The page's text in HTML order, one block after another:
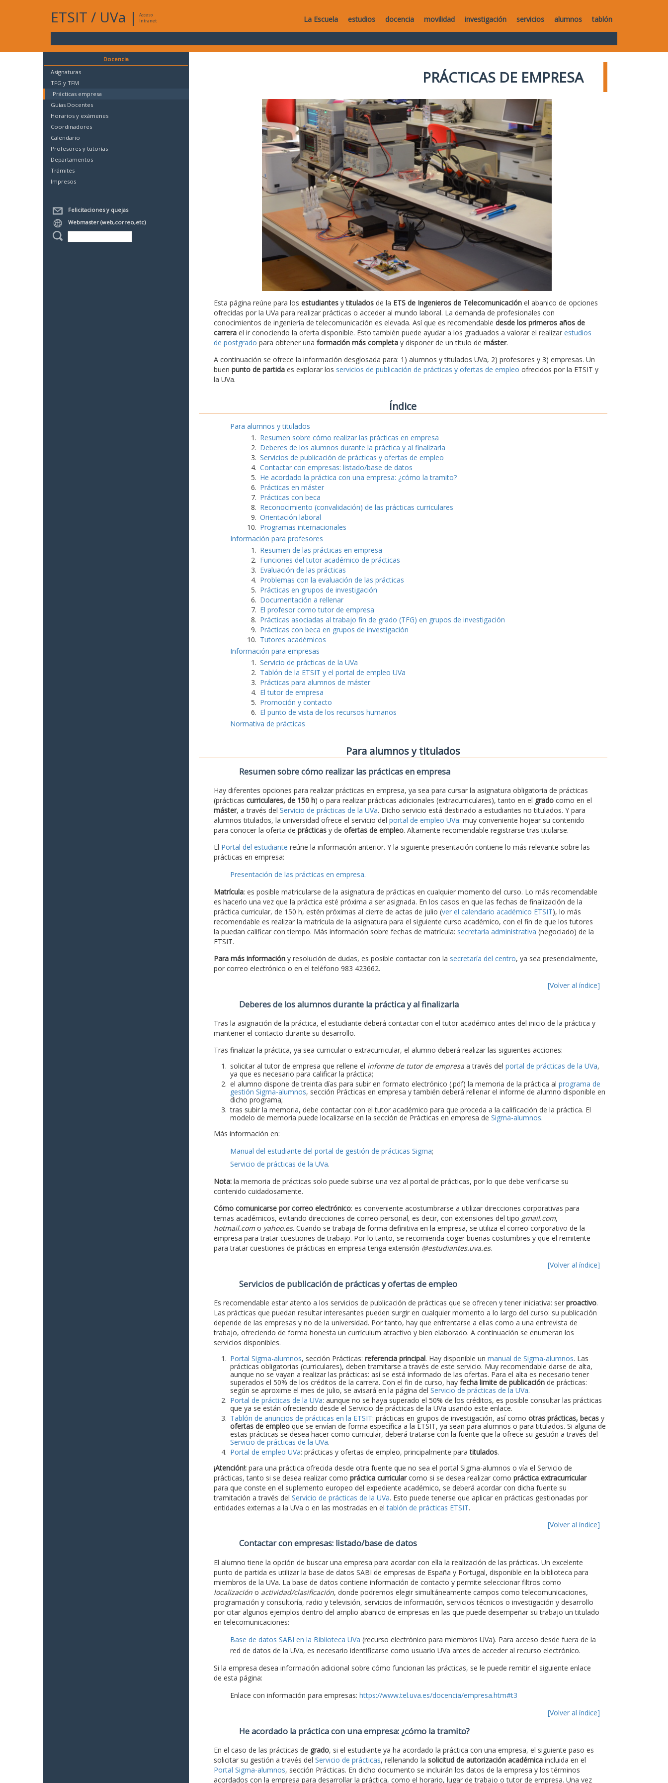
ETSIT / UVa |
Acceso
Intranet
La Escuela estudios docencia movilidad investigación servicios alumnos tablón
Docencia
Asignaturas
TFG y TFM
Prácticas empresa
Guías Docentes
Horarios y exámenes
Coordinadores
Calendario
Profesores y tutorías
Departamentos
Trámites
Impresos
Felicitaciones y quejas
Webmaster (web,correo,etc)
PRÁCTICAS DE EMPRESA
Esta página reúne para los estudiantesytituladosde la ETS de Ingenieros de Telecomunicaciónel abanico de opciones
ofrecidas por la UVa para realizar prácticas o acceder al mundo laboral. La demanda de profesionales con
conocimientos de ingeniería de telecomunicación es elevada. Así que es recomendable desde los primeros años de
carrerael ir conociendo la oferta disponible. Esto también puede ayudar a los graduados a valorar el realizar estudios
de postgrado para obtener una formación más completay disponer de un título de máster.
A continuación se ofrece la información desglosada para: 1) alumnos y titulados UVa, 2) profesores y 3) empresas. Un
buen punto de partidaes explorar los servicios de publicación de prácticas y ofertas de empleo ofrecidos por la ETSIT y
la UVa.
Índice
Para alumnos y titulados
Resumen sobre cómo realizar las prácticas en empresa
Deberes de los alumnos durante la práctica y al finalizarla
Servicios de publicación de prácticas y ofertas de empleo
Contactar con empresas: listado/base de datos
He acordado la práctica con una empresa: ¿cómo la tramito?
Prácticas en máster
Prácticas con beca
Reconocimiento (convalidación) de las prácticas curriculares
Orientación laboral
Programas internacionales
Información para profesores
Resumen de las prácticas en empresa
Funciones del tutor académico de prácticas
Evaluación de las prácticas
Problemas con la evaluación de las prácticas
Prácticas en grupos de investigación
Documentación a rellenar
El profesor como tutor de empresa
Prácticas asociadas al trabajo fin de grado (TFG) en grupos de investigación
Prácticas con beca en grupos de investigación
Tutores académicos
Información para empresas
Servicio de prácticas de la UVa
Tablón de la ETSIT y el portal de empleo UVa
Prácticas para alumnos de máster
El tutor de empresa
Promoción y contacto
El punto de vista de los recursos humanos
Normativa de prácticas
Para alumnos y titulados
Resumen sobre cómo realizar las prácticas en empresa
Hay diferentes opciones para realizar prácticas en empresa, ya sea para cursar la asignatura obligatoria de prácticas
(prácticas curriculares, de 150 h) o para realizar prácticas adicionales (extracurriculares), tanto en el gradocomo en el
máster, a través del Servicio de prácticas de la UVa. Dicho servicio está destinado a estudiantes no titulados. Y para
alumnos titulados, la universidad ofrece el servicio del portal de empleo UVa: muy conveniente hojear su contenido
para conocer la oferta de prácticasy de ofertas de empleo. Altamente recomendable registrarse tras titularse.
El Portal del estudiante reúne la información anterior. Y la siguiente presentación contiene lo más relevante sobre las
prácticas en empresa:
Presentación de las prácticas en empresa.
Matrícula: es posible matricularse de la asignatura de prácticas en cualquier momento del curso. Lo más recomendable
es hacerlo una vez que la práctica esté próxima a ser asignada. En los casos en que las fechas de finalización de la
práctica curricular, de 150 h, estén próximas al cierre de actas de julio (ver el calendario académico ETSIT), lo más
recomendable es realizar la matrícula de la asignatura para el siguiente curso académico, con el fin de que los tutores
la puedan calificar con tiempo. Más información sobre fechas de matrícula: secretaría administrativa (negociado) de la
ETSIT.
Para más informacióny resolución de dudas, es posible contactar con la secretaría del centro, ya sea presencialmente,
por correo electrónico o en el teléfono 983 423662.
[Volver al índice]
Deberes de los alumnos durante la práctica y al finalizarla
Tras la asignación de la práctica, el estudiante deberá contactar con el tutor académico antes del inicio de la práctica y
mantener el contacto durante su desarrollo.
Tras finalizar la práctica, ya sea curricular o extracurricular, el alumno deberá realizar las siguientes acciones:
solicitar al tutor de empresa que rellene el informe de tutor de empresaa través del portal de prácticas de la UVa,
ya que es necesario para calificar la práctica;
el alumno dispone de treinta días para subir en formato electrónico (.pdf) la memoria de la práctica al programa de
gestión Sigma-alumnos, sección Prácticas en empresa y también deberá rellenar el informe de alumno disponible en
dicho programa;
tras subir la memoria, debe contactar con el tutor académico para que proceda a la calificación de la práctica. El
modelo de memoria puede localizarse en la sección de Prácticas en empresa de Sigma-alumnos.
Más información en:
Manual del estudiante del portal de gestión de prácticas Sigma;
Servicio de prácticas de la UVa.
Nota:la memoria de prácticas solo puede subirse una vez al portal de prácticas, por lo que debe verificarse su
contenido cuidadosamente.
Cómo comunicarse por correo electrónico: es conveniente acostumbrarse a utilizar direcciones corporativas para
temas académicos, evitando direcciones de correo personal, es decir, con extensiones del tipo gmail.com,
hotmail.como yahoo.es. Cuando se trabaja de forma definitiva en la empresa, se utiliza el correo corporativo de la
empresa para tratar cuestiones de trabajo. Por lo tanto, se recomienda coger buenas costumbres y que el remitente
para tratar cuestiones de prácticas en empresa tenga extensión @estudiantes.uva.es.
[Volver al índice]
Servicios de publicación de prácticas y ofertas de empleo
Es recomendable estar atento a los servicios de publicación de prácticas que se ofrecen y tener iniciativa: ser proactivo.
Las prácticas que puedan resultar interesantes pueden surgir en cualquier momento a lo largo del curso: su publicación
depende de las empresas y no de la universidad. Por tanto, hay que enfrentarse a ellas como a una entrevista de
trabajo, ofreciendo de forma honesta un currículum atractivo y bien elaborado. A continuación se enumeran los
servicios disponibles.
Portal Sigma-alumnos, sección Prácticas: referencia principal. Hay disponible un manual de Sigma-alumnos. Las
prácticas obligatorias (curriculares), deben tramitarse a través de este servicio. Muy recomendable darse de alta,
aunque no se vayan a realizar las prácticas: así se está informado de las ofertas. Para el alta es necesario tener
superados el 50% de los créditos de la carrera. Con el fin de curso, hay fecha limite de publicaciónde prácticas:
según se aproxime el mes de julio, se avisará en la página del Servicio de prácticas de la UVa.
Portal de prácticas de la UVa: aunque no se haya superado el 50% de los créditos, es posible consultar las prácticas
que ya se están ofreciendo desde el Servicio de prácticas de la UVa usando este enlace.
Tablón de anuncios de prácticas en la ETSIT: prácticas en grupos de investigación, así como otras prácticas, becasy
ofertas de empleoque se envían de forma específica a la ETSIT, ya sean para alumnos o para titulados. Si alguna de
estas prácticas se desea hacer como curricular, deberá tratarse con la fuente que la ofrece su gestión a través del
Servicio de prácticas de la UVa.
Portal de empleo UVa: prácticas y ofertas de empleo, principalmente paratitulados.
¡Atención!:para una práctica ofrecida desde otra fuente que no sea el portal Sigma-alumnos o vía el Servicio de
prácticas, tanto si se desea realizar como práctica curricularcomo si se desea realizar como práctica extracurricular
para que conste en el suplemento europeo del expediente académico, se deberá acordar con dicha fuente su
tramitación a través del Servicio de prácticas de la UVa. Esto puede tenerse que aplicar en prácticas gestionadas por
entidades externas a la UVa o en las mostradas en eltablón de prácticas ETSIT.
[Volver al índice]
Contactar con empresas: listado/base de datos
El alumno tiene la opción de buscar una empresa para acordar con ella la realización de las prácticas. Un excelente
punto de partida es utilizar la base de datos SABI de empresas de España y Portugal, disponible en la biblioteca para
miembros de la UVa. La base de datos contiene información de contacto y permite seleccionar filtros como
localizacióno actividad/clasificación, donde podremos elegir simultáneamente campos como telecomunicaciones,
programación y consultoría, radio y televisión, servicios de información, servicios técnicos o investigación y desarrollo
por citar algunos ejemplos dentro del amplio abanico de empresas en las que puede desempeñar su trabajo un titulado
en telecomunicaciones:
Base de datos SABI en la Biblioteca UVa (recurso electrónico para miembros UVa). Para acceso desde fuera de la
red de datos de la UVa, es necesario identificarse como usuario UVa antes de acceder al recurso electrónico.
Si la empresa desea información adicional sobre cómo funcionan las prácticas, se le puede remitir el siguiente enlace
de esta página:
Enlace con información para empresas: https://www.tel.uva.es/docencia/empresa.htm#t3
[Volver al índice]
He acordado la práctica con una empresa: ¿cómo la tramito?
En el caso de las prácticas de grado, si el estudiante ya ha acordado la práctica con una empresa, el siguiente paso es
solicitar su gestión a través del Servicio de prácticas, rellenando la solicitud de autorización académicaincluida en el
Portal Sigma-alumnos, sección Prácticas. En dicho documento se incluirán los datos de la empresa y los términos
acordados con la empresa para desarrollar la práctica, como el horario, lugar de trabajo o tutor de empresa. Una vez